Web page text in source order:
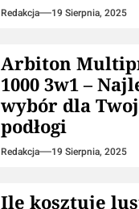
Redakcja 19 Sierpnia, 2025
Arbiton
1000 3w1 –
wybór dla
podłogi
Redakcja 19 Sierpnia, 2025
Ile kosztuje